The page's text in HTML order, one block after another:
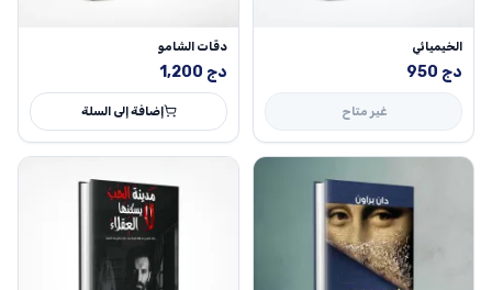
الخيميائي
950 دج
غير متاح
دقات الشامو
1,200 دج
إضافة إلى السلة